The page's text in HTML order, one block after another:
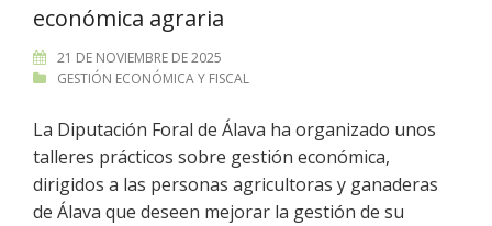
económica agraria
21 DE NOVIEMBRE DE 2025
GESTIÓN ECONÓMICA Y FISCAL
La Diputación Foral de Álava ha organizado unos
talleres prácticos sobre gestión económica,
dirigidos a las personas agricultoras y ganaderas
de Álava que deseen mejorar la gestión de su